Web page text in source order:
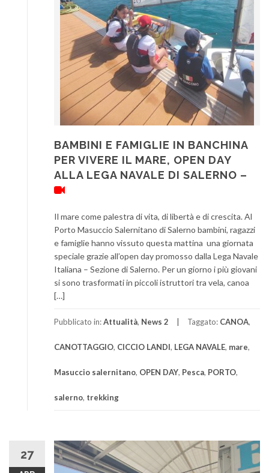
BAMBINI E FAMIGLIE IN BANCHINA
PER VIVERE IL MARE, OPEN DAY
ALLA LEGA NAVALE DI SALERNO –
Il mare come palestra di vita, di libertà e di crescita. Al
Porto Masuccio Salernitano di Salerno bambini, ragazzi
e famiglie hanno vissuto questa mattina una giornata
speciale grazie all’open day promosso dalla Lega Navale
Italiana – Sezione di Salerno. Per un giorno i più giovani
si sono trasformati in piccoli istruttori tra vela, canoa
[…]
Pubblicato in:Attualità, News 2 Taggato: CANOA,
CANOTTAGGIO, CICCIO LANDI, LEGA NAVALE, mare,
Masuccio salernitano, OPEN DAY, Pesca, PORTO,
salerno, trekking
27